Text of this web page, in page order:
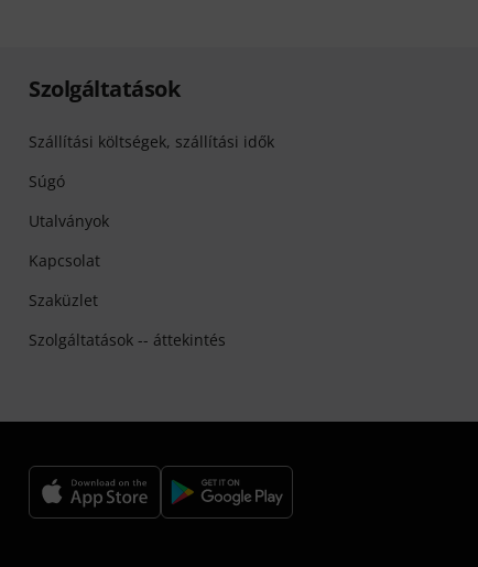
Szolgáltatások
Szállítási költségek, szállítási idők
Súgó
Utalványok
Kapcsolat
Szaküzlet
Szolgáltatások -- áttekintés